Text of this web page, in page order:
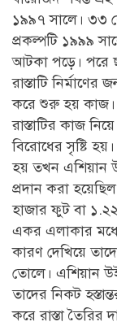
১৯৯৭ সালে। ৩৩
প্রকল্পটি ১৯৯৯
আটকা পড়ে। পরে
রাস্তাটি
করে শুরু হয় কাজ।
রাস্তাটির কাজ
বিরোধের সৃষ্টি
হয় তখন এশিয়ান
প্রদান করা
হাজার ফুট বা ১.২২
একর এলাকার মধ্যে
কারণ দেখিয়ে
তোলে। এশিয়ান
তাদের নিকট
করে রাস্তা তৈরির